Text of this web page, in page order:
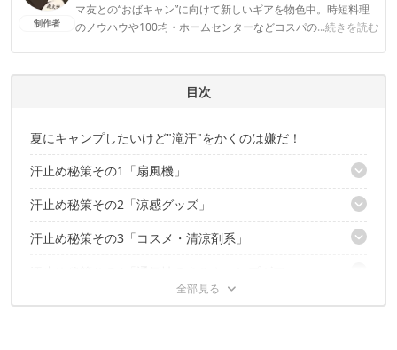
制作者
マ友との“おばキャン”に向けて新しいギアを物色中。時短料理
のノウハウや100均・ホームセンターなどコスパの良好なギア
...続きを読む
fujii mioのプロフィール目次
夏にキャンプしたいけど"滝汗"をかくのは嫌だ！
汗止め秘策その1「扇風機」
小型とは思えない強風！
いい感じの場所から風が"ファ～"
ペタリ！マグネット式も
汗止め秘策その2「涼感グッズ」
着ているだけで涼しい不思議
「焼けたくないけど、蒸れて暑い」問題に終止符
汗止め秘策その3「コスメ・清涼剤系」
汗すら涼感の味方になる！？
オールメッシュで蒸れません
夏のキャンプ、涼しく行こう！